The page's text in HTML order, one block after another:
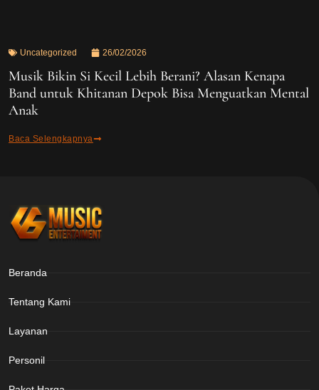
Uncategorized 26/02/2026
Musik Bikin Si Kecil Lebih Berani? Alasan Kenapa
Band untuk Khitanan Depok Bisa Menguatkan Mental
Anak
Baca Selengkapnya
Beranda
Tentang Kami
Layanan
Personil